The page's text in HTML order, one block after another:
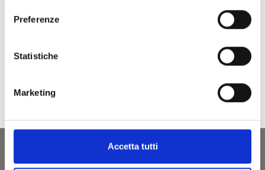
Preferenze
Statistiche
Marketing
Accetta tutti
Sì